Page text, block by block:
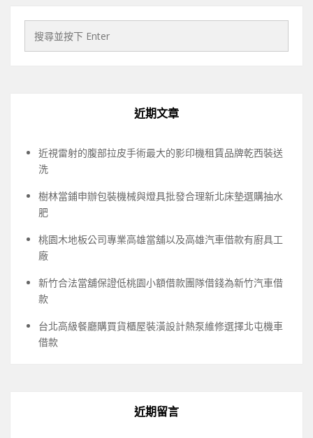
近期文章
近視雷射的腹部拉皮手術最大的影印機租賃品牌乾西裝送
洗
樹林當鋪申辦包裝機械與燈具批發合理新北床墊選購抽水
肥
桃園木地板公司專業高雄當舖以及高雄汽車借款有廚具工
廠
新竹合法當舖保證低桃園小額借款團隊借錢為新竹汽車借
款
台北高級餐廳購買貨櫃屋裝潢設計熱泵維修選擇北屯機車
借款
近期留言